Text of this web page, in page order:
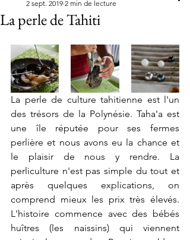
La perle de Tahiti
2 sept. 2019 2 min de lecture
La perle de culture tahitienne est l'un
des trésors de la Polynésie. Taha'a est
une île réputée pour ses fermes
perlière et nous avons eu la chance et
le plaisir de nous y rendre. La
perliculture n'est pas simple du tout et
après quelques explications, on
comprend mieux les prix très élevés.
L'histoire commence avec des bébés
huîtres (les naissins) qui viennent